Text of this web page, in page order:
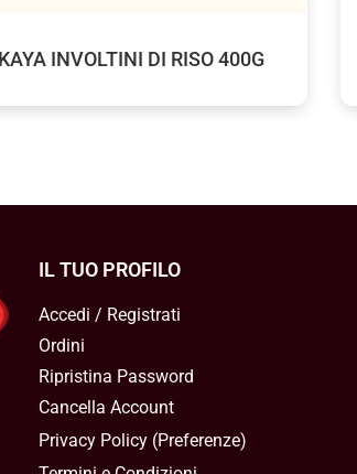
INVOLTINI DI RISO 400G
IL TUO PROFILO
Accedi / Registrati
Ordini
Ripristina Password
Cancella Account
Privacy Policy(Preferenze)